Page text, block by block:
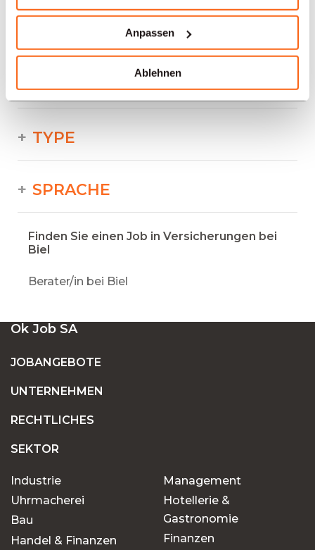
Anpassen
Ablehnen
BRANCHEN
PROFESSION
TYPE
SPRACHE
Finden Sie einen Job in Versicherungen bei
Biel
Berater/in bei Biel
Ok Job SA
JOBANGEBOTE
UNTERNEHMEN
RECHTLICHES
SEKTOR
Industrie
Uhrmacherei
Bau
Handel & Finanzen
Management
Hotellerie &
Gastronomie
Finanzen